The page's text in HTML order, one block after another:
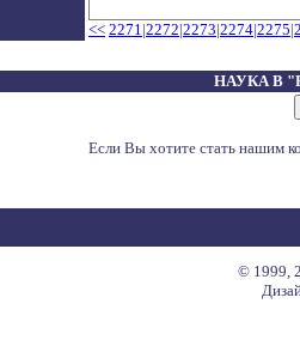
<< 2271|2272|2273|2274|2275|
НАУКА В
Если Вы хотите стать нашим
© 1999,